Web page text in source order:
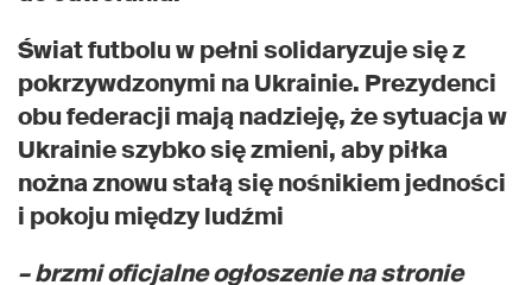
Świat futbolu w pełni solidaryzuje się z
pokrzywdzonymi na Ukrainie. Prezydenci
obu federacji mają nadzieję, że sytuacja w
Ukrainie szybko się zmieni, aby piłka
nożna znowu stałą się nośnikiem jedności
i pokoju między ludźmi
– brzmi oficjalne ogłoszenie na stronie